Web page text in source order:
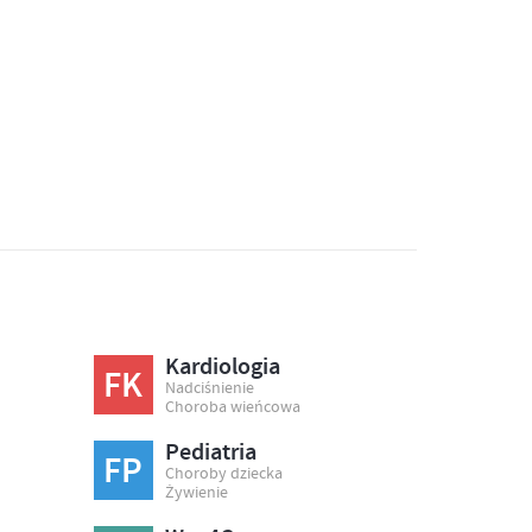
FK Kardiologia
Nadciśnienie
Choroba wieńcowa
FP Pediatria
Choroby dziecka
Żywienie